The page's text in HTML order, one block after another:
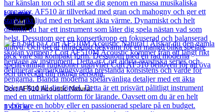
Läs mer
Cort
Cort AF510 Acoustic Natural
1 416kr